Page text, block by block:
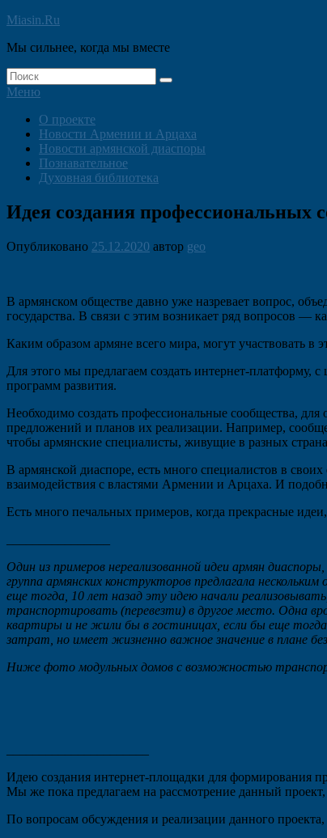
Перейти
содержимому
Miasin.Ru
Мы сильнее, когда мы вместе
Найти:
Поиск
Меню
Основное
меню
О проекте
Новости Армении и Арцаха
Новости армянской диаспоры
Познавательное
Духовная библиотека
Идея создания профессиональных
Опубликовано 25.12.2020 автор geo
В армянском обществе давно уже назревает вопрос,
государства. В связи с этим возникает ряд вопросов —
Каким образом армяне всего мира, могут участвовать в
Для этого мы предлагаем создать интернет-платформу,
программ развития.
Необходимо создать профессиональные сообщества,
предложений и планов их реализации. Например,
чтобы армянские специалисты, живущие в разных
В армянской диаспоре, есть много специалистов в
взаимодействия с властями Армении и Арцаха. И
Есть много печальных примеров, когда прекрасные
Один из примеров нереализованной идеи армян
группа армянских конструкторов предлагала
еще тогда, 10 лет назад эту идею начали
транспортировать (перевезти) в другое место. Одна
квартиры и не жили бы в гостиницах, если бы еще
затрат, но имеет жизненно важное значение в плане
Ниже фото модульных домов с возможностью
Идею создания интернет-площадки для формирования
Мы же пока предлагаем на рассмотрение данный
По вопросам обсуждения и реализации данного